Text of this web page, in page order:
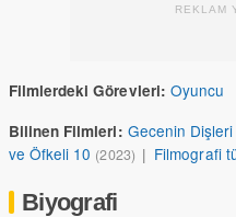
REKLAM
Filmlerdeki Görevleri: Oyuncu
Bilinen Filmleri: Gecenin Dişleri
ve Öfkeli 10 (2023) | Filmografi
Biyografi